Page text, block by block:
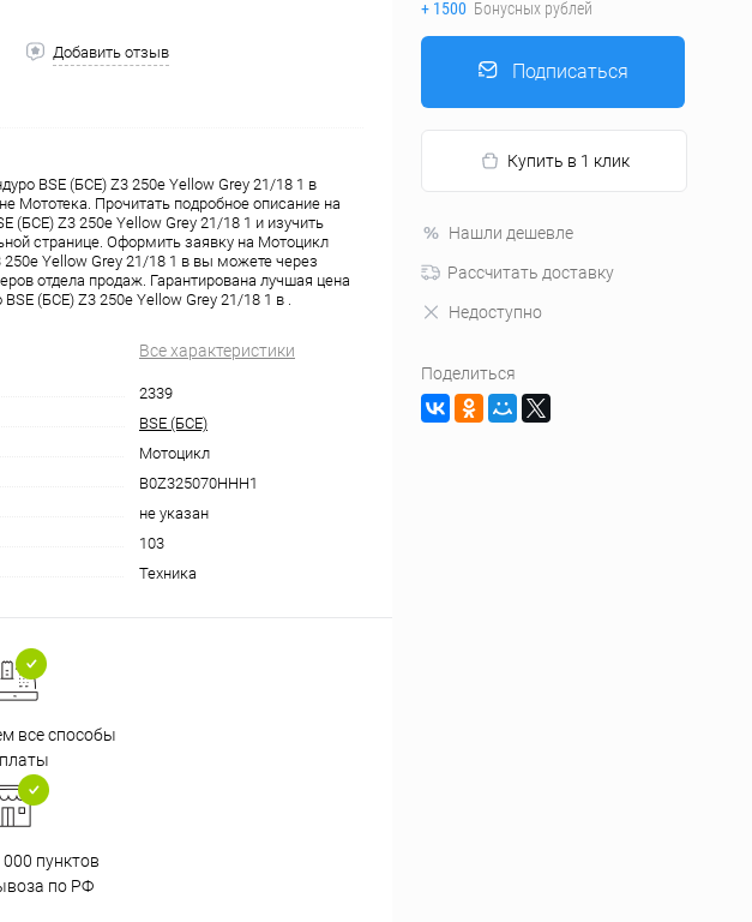
Автотовары
Добавить отзыв
BSE (БСЕ) Z3 250e Yellow Grey 21/18 1 в
Мототека. Прочитать подробное описание на
(БСЕ) Z3 250e Yellow Grey 21/18 1 и изучить
странице. Оформить заявку на Мотоцикл
Yellow Grey 21/18 1 в вы можете через
отдела продаж. Гарантирована лучшая цена
(БСЕ) Z3 250e Yellow Grey 21/18 1 в .
Все характеристики
2339
BSE (БСЕ)
Мотоцикл
B0Z325070HHH1
не указан
103
Техника
все способы
пунктов
по РФ
+ 1500 Бонусных рублей
Подписаться
Купить в 1 клик
Нашли дешевле
Рассчитать доставку
Недоступно
Поделиться